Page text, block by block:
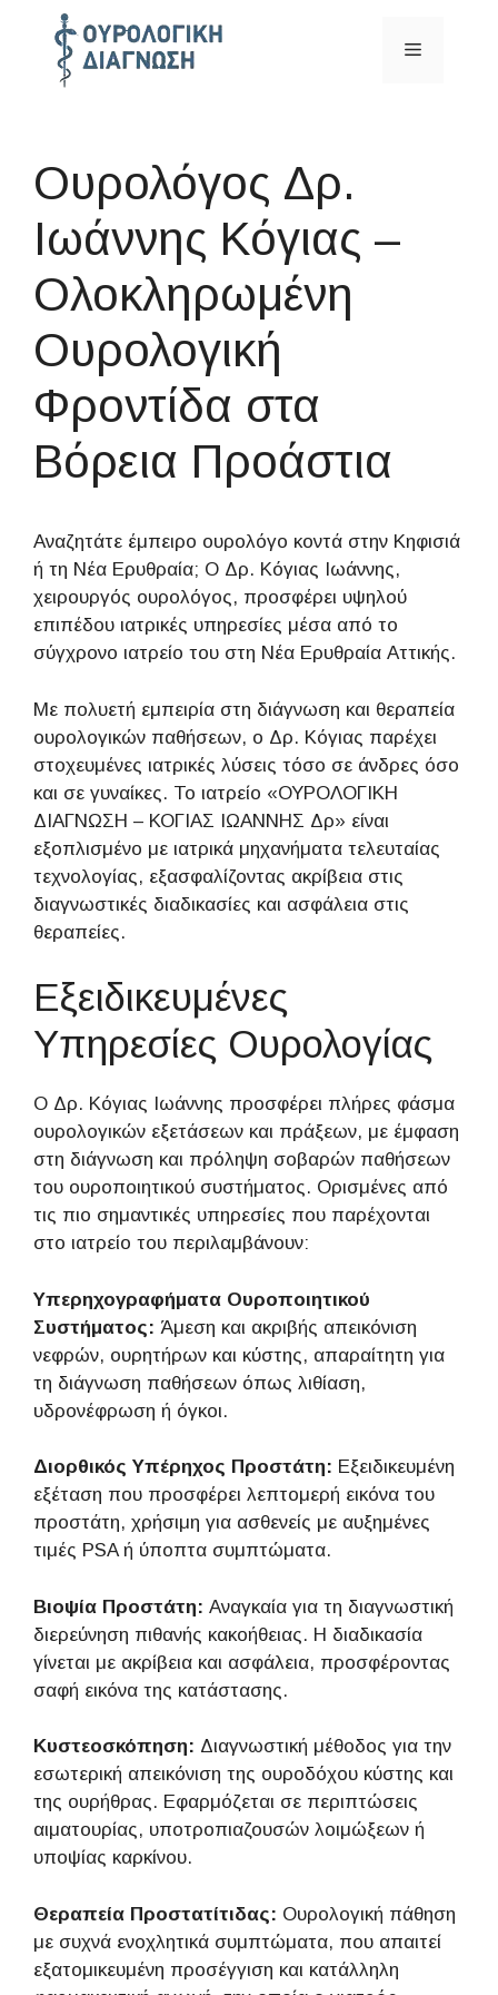
Μετάβαση
περιεχόμενο
Μενού
Ουρολόγος Δρ.
Ιωάννης Κόγιας –
Ολοκληρωμένη
Ουρολογική
Φροντίδα στα
Βόρεια Προάστια
Αναζητάτε έμπειρο ουρολόγο κοντά στην Κηφισιά
ή τη Νέα Ερυθραία; Ο Δρ. Κόγιας Ιωάννης,
χειρουργός ουρολόγος, προσφέρει υψηλού
επιπέδου ιατρικές υπηρεσίες μέσα από το
σύγχρονο ιατρείο του στη Νέα Ερυθραία Αττικής.
Με πολυετή εμπειρία στη διάγνωση και θεραπεία
ουρολογικών παθήσεων, ο Δρ. Κόγιας παρέχει
στοχευμένες ιατρικές λύσεις τόσο σε άνδρες όσο
και σε γυναίκες. Το ιατρείο «ΟΥΡΟΛΟΓΙΚΗ
ΔΙΑΓΝΩΣΗ – ΚΟΓΙΑΣ ΙΩΑΝΝΗΣ Δρ» είναι
εξοπλισμένο με ιατρικά μηχανήματα τελευταίας
τεχνολογίας, εξασφαλίζοντας ακρίβεια στις
διαγνωστικές διαδικασίες και ασφάλεια στις
θεραπείες.
Εξειδικευμένες
Υπηρεσίες Ουρολογίας
Ο Δρ. Κόγιας Ιωάννης προσφέρει πλήρες φάσμα
ουρολογικών εξετάσεων και πράξεων, με έμφαση
στη διάγνωση και πρόληψη σοβαρών παθήσεων
του ουροποιητικού συστήματος. Ορισμένες από
τις πιο σημαντικές υπηρεσίες που παρέχονται
στο ιατρείο του περιλαμβάνουν:
Υπερηχογραφήματα Ουροποιητικού
Συστήματος: Άμεση και ακριβής απεικόνιση
νεφρών, ουρητήρων και κύστης, απαραίτητη για
τη διάγνωση παθήσεων όπως λιθίαση,
υδρονέφρωση ή όγκοι.
Διορθικός Υπέρηχος Προστάτη: Εξειδικευμένη
εξέταση που προσφέρει λεπτομερή εικόνα του
προστάτη, χρήσιμη για ασθενείς με αυξημένες
τιμές PSA ή ύποπτα συμπτώματα.
Βιοψία Προστάτη: Αναγκαία για τη διαγνωστική
διερεύνηση πιθανής κακοήθειας. Η διαδικασία
γίνεται με ακρίβεια και ασφάλεια, προσφέροντας
σαφή εικόνα της κατάστασης.
Κυστεοσκόπηση: Διαγνωστική μέθοδος για την
εσωτερική απεικόνιση της ουροδόχου κύστης και
της ουρήθρας. Εφαρμόζεται σε περιπτώσεις
αιματουρίας, υποτροπιαζουσών λοιμώξεων ή
υποψίας καρκίνου.
Θεραπεία Προστατίτιδας: Ουρολογική πάθηση
με συχνά ενοχλητικά συμπτώματα, που απαιτεί
εξατομικευμένη προσέγγιση και κατάλληλη